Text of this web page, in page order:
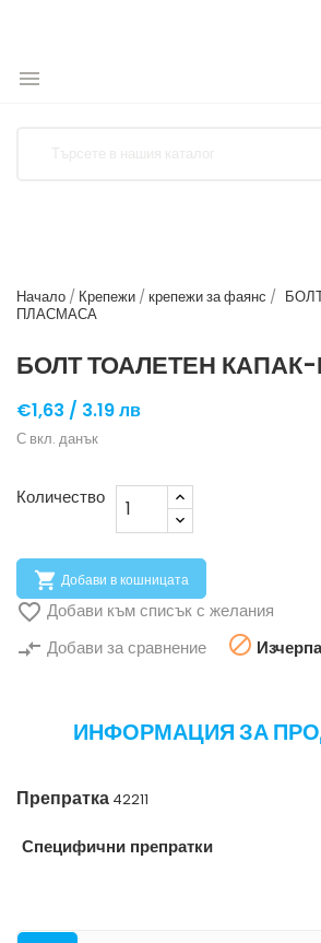

Начало Крепежи крепежи за фаянс
ПЛАСМАСА
БОЛТ ТОАЛЕТЕН
€1,63 / 3.19 лв
С вкл. данък
Количество
 Добави в кошницата
 Добави към списък с желания
compare_arrows Добави за сравнение 
ИНФОРМАЦИЯ ЗА
Препратка 42211
Специфични препратки